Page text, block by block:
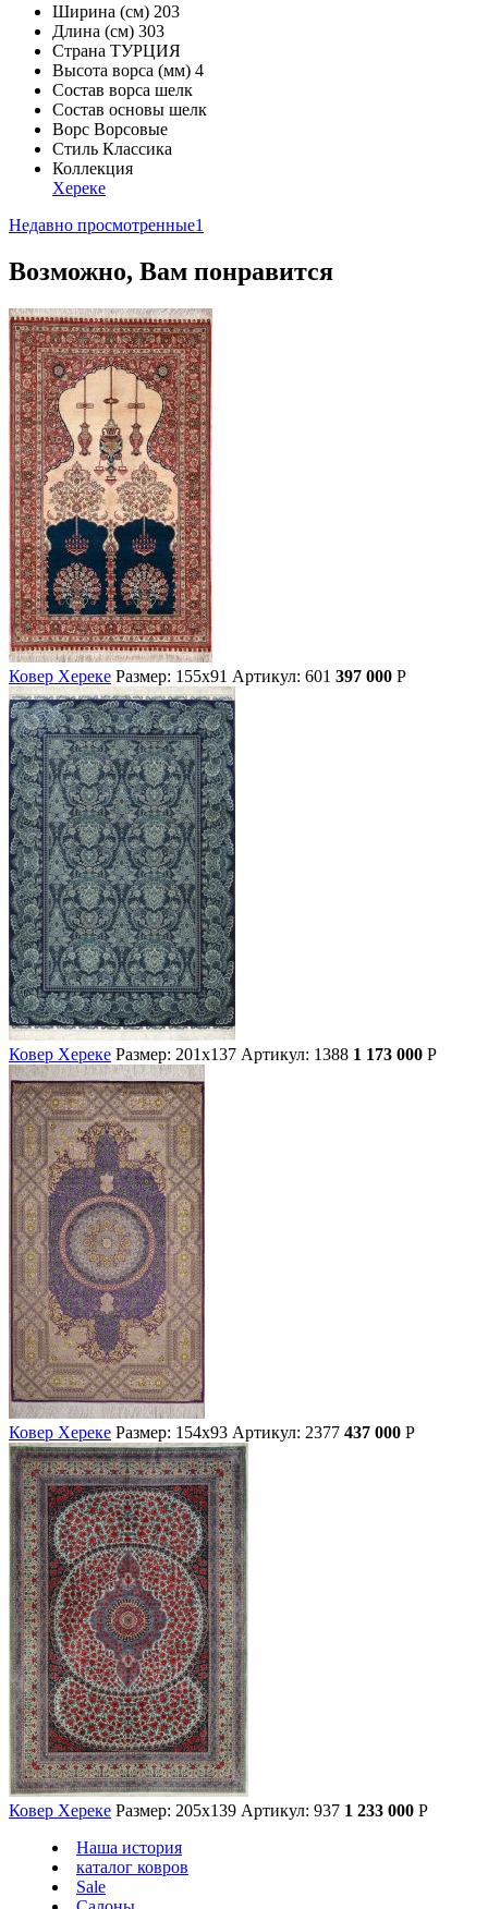
Ширина (см) 203
Длина (см) 303
Страна ТУРЦИЯ
Высота ворса (мм) 4
Состав ворса шелк
Состав основы шелк
Ворс Ворсовые
Стиль Классика
Коллекция
Хереке
Недавно просмотренные1
Возможно, Вам понравится
Ковер Хереке Размер: 155х91 Артикул: 601 397 000 Р
Ковер Хереке Размер: 201х137 Артикул: 1388 1 173 000 Р
Ковер Хереке Размер: 154х93 Артикул: 2377 437 000 Р
Ковер Хереке Размер: 205х139 Артикул: 937 1 233 000 Р
Наша история
каталог ковров
Sale